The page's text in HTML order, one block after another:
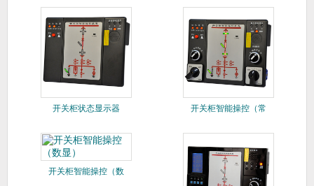
开关柜状态显示器 开关柜智能操控（常
开关柜智能操控（数